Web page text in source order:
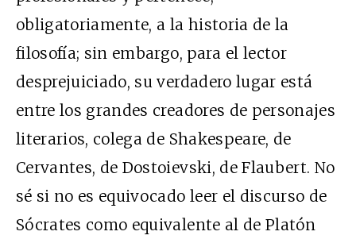
obligatoriamente, a la historia de la
filosofía; sin embargo, para el lector
desprejuiciado, su verdadero lugar está
entre los grandes creadores de personajes
literarios, colega de Shakespeare, de
Cervantes, de Dostoievski, de Flaubert. No
sé si no es equivocado leer el discurso de
Sócrates como equivalente al de Platón